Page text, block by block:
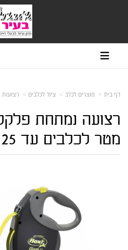
דף בית מוצרים לכלב ציוד לכלבים רצועות
מטר לכלבים עד 25 ק"ג